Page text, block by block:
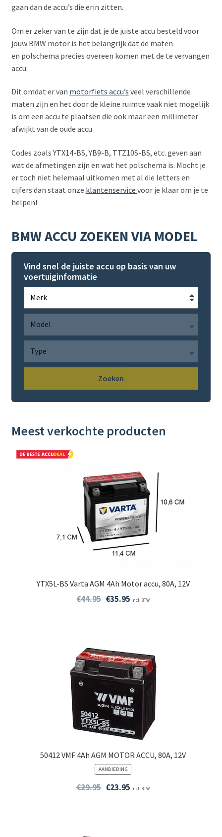
gaan dan de accu’s die erin zitten.
Om er zeker van te zijn dat je de juiste accu besteld voor
jouw BMW motor is het belangrijk dat de maten
en polschema precies overeen komen met de te vervangen
accu.
Dit omdat er van motorfiets accu’s veel verschillende
maten zijn en het door de kleine ruimte vaak niet mogelijk
is om een accu te plaatsen die ook maar een millimeter
afwijkt van de oude accu.
Codes zoals YTX14-BS, YB9-B, TTZ10S-BS, etc. geven aan
wat de afmetingen zijn en wat het polschema is. Mocht je
er toch niet helemaal uitkomen met al die letters en
cijfers dan staat onze klantenservice voor je klaar om je te
helpen!
BMW ACCU ZOEKEN VIA MODEL
Vind snel de juiste accu op basis van uw
voertuiginformatie
Zoeken
Meest verkochte producten
YTX5L-BS Varta AGM 4Ah Motor accu, 80A, 12V
€44.95 €35.95 Incl. BTW
50412 VMF 4Ah AGM MOTOR ACCU, 80A, 12V
AANBIEDINGPRODUCT
IN
DE
€29.95 €23.95 Incl. BTW